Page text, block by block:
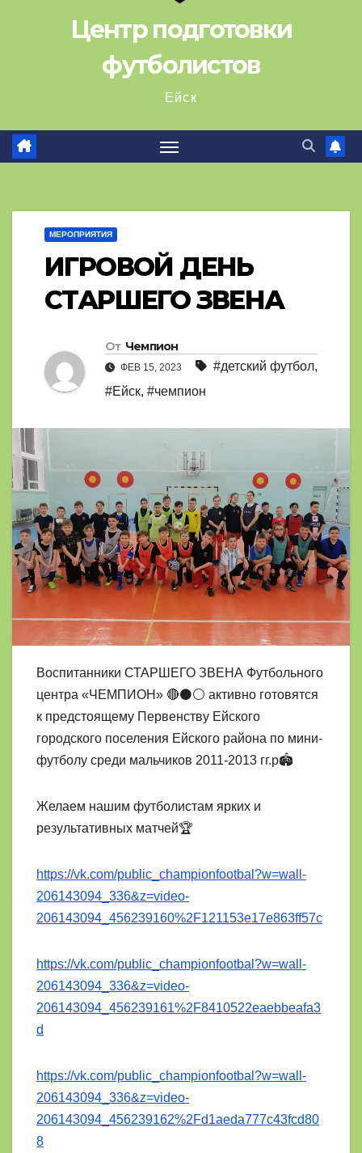
Центр подготовки
футболистов
Ейск
МЕРОПРИЯТИЯ
ИГРОВОЙ ДЕНЬ
СТАРШЕГО ЗВЕНА
От Чемпион
ФЕВ 15, 2023 #детский футбол,
#Ейск, #чемпион
Воспитанники СТАРШЕГО ЗВЕНА Футбольного
центра «ЧЕМПИОН» 🔴⚫⚪ активно готовятся
к предстоящему Первенству Ейского
городского поселения Ейского района по мини-
футболу среди мальчиков 2011-2013 гг.р🏟
Желаем нашим футболистам ярких и
результативных матчей🏆
https://vk.com/public_championfootbal?w=wall-
206143094_336&z=video-
206143094_456239160%2F121153e17e863ff57c
https://vk.com/public_championfootbal?w=wall-
206143094_336&z=video-
206143094_456239161%2F8410522eaebbeafa3
d
https://vk.com/public_championfootbal?w=wall-
206143094_336&z=video-
206143094_456239162%2Fd1aeda777c43fcd80
8